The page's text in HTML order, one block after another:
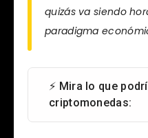
quizás va siendo
paradigma
⚡ Mira lo que
criptomonedas: